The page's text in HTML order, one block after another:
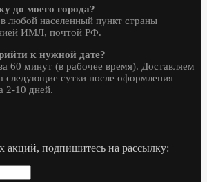
до моего города?
любой населенный пункт страны
ИМЛ, почтой РФ.
к нужной дате?
60 минут (в рабочее время). Доставляем
следующие сутки после оформления
2-10 дней.
акций, подпишитесь на рассылку: